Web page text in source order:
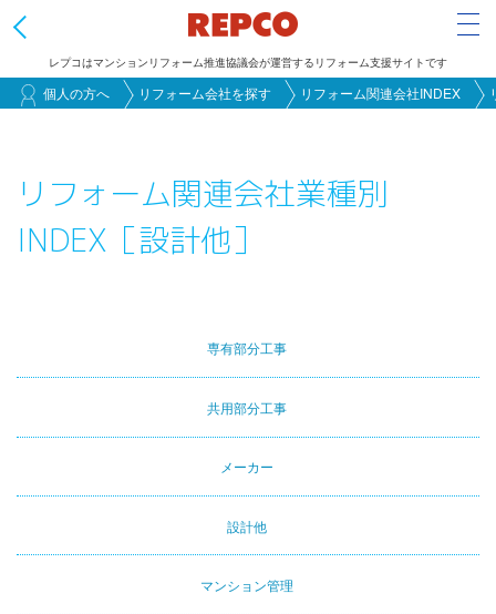
移
レプコはマンションリフォーム推進協議会が運営するリフォーム支援サイトです
個人の方へ リフォーム会社を探す リフォーム関連会社INDEX
リフォーム関連会社業種別
INDEX［設計他］
Primary
専有部分工事
共用部分工事
メーカー
設計他
マンション管理